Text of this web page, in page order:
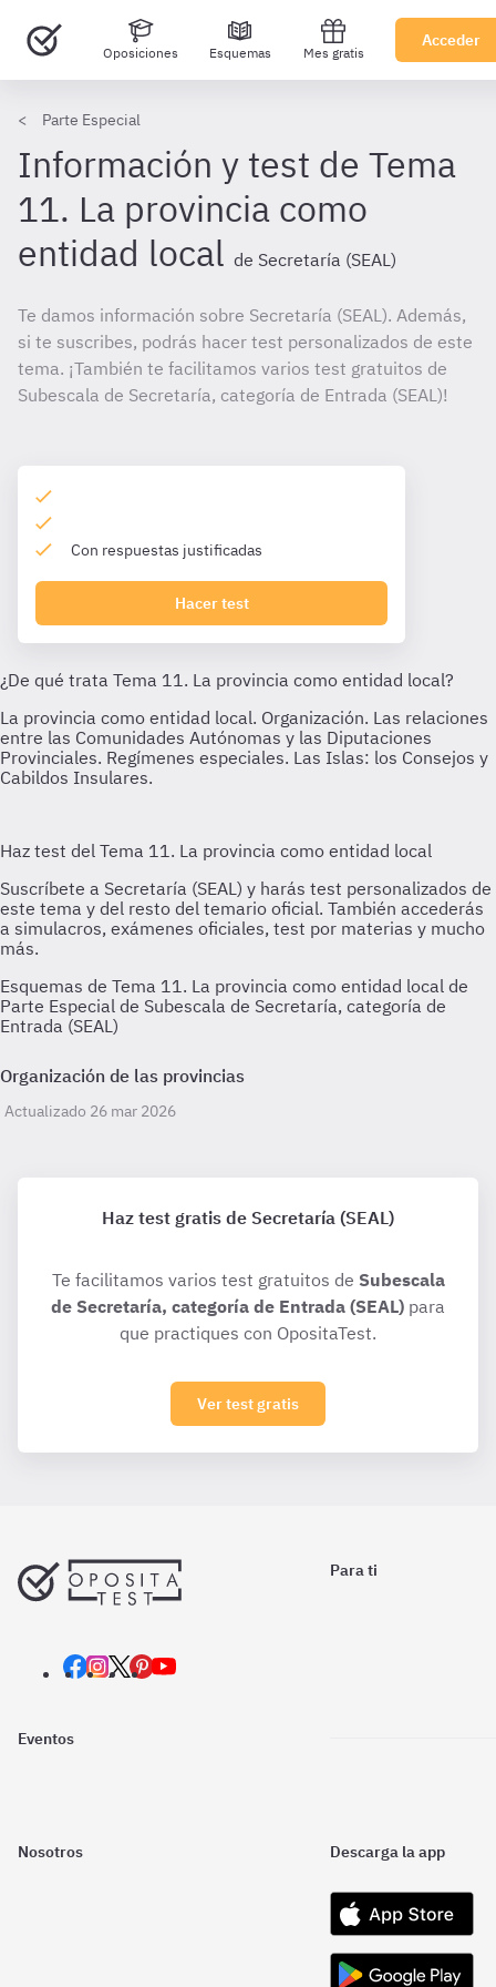
Oposiciones Esquemas Mes gratis
Acceder
Parte Especial
Información y test de Tema
11. La provincia como
entidad local de Secretaría (SEAL)
Te damos información sobre Secretaría (SEAL). Además,
si te suscribes, podrás hacer test personalizados de este
tema. ¡También te facilitamos varios test gratuitos de
Subescala de Secretaría, categoría de Entrada (SEAL)!
Con respuestas justificadas
Hacer test
Esquemas de Tema 11. La provincia como entidad local de
Parte Especial de Subescala de Secretaría, categoría de
Entrada (SEAL)
Organización de las provincias
Actualizado 26 mar 2026
Haz test gratis de Secretaría (SEAL)
Te facilitamos varios test gratuitos de Subescala
de Secretaría, categoría de Entrada (SEAL) para
que practiques con OpositaTest.
Ver test gratis
Para ti
Eventos
Nosotros Descarga la app